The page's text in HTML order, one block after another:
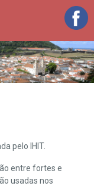
pelo IHIT.
entre fortes e
usadas nos